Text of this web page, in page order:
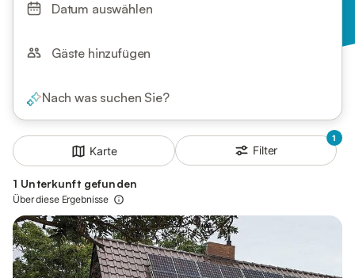
Datum auswählen
Gäste hinzufügen
Nach was suchen Sie?
Karte
1
Filter
1 Unterkunft gefunden
Über diese Ergebnisse